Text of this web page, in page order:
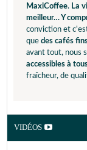
MaxiCoffee. La
meilleur… Y
conviction et
que des cafés
avant tout, nous
accessibles à
fraîcheur, de
VIDÉOS